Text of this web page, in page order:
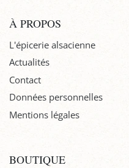
À PROPOS
L'épicerie alsacienne
Actualités
Contact
Données personnelles
Mentions légales
BOUTIQUE